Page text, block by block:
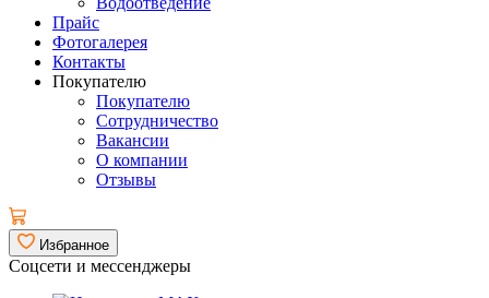
Прайс
Фотогалерея
Контакты
Покупателю
Покупателю
Сотрудничество
Вакансии
О компании
Отзывы
Избранное
Соцсети и мессенджеры